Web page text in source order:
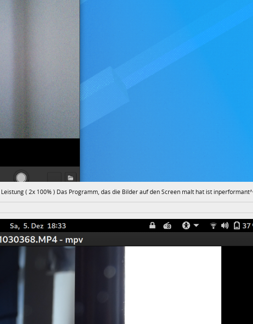
( 2x 100% ) Das Programm, das die Bilder auf den Screen malt hat ist